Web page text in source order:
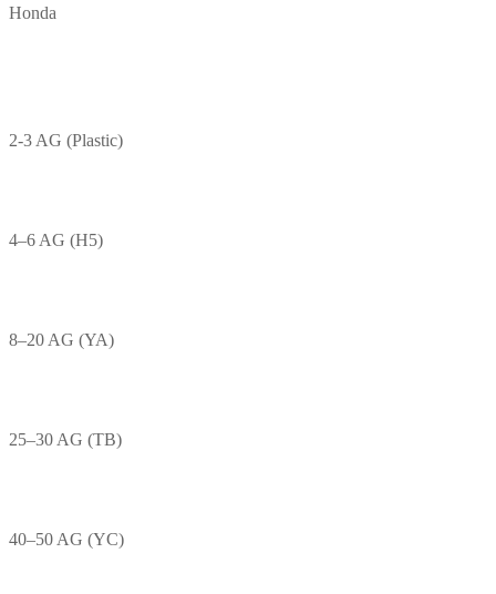
Honda
2-3 AG (Plastic)
4–6 AG (H5)
8–20 AG (YA)
25–30 AG (TB)
40–50 AG (YC)